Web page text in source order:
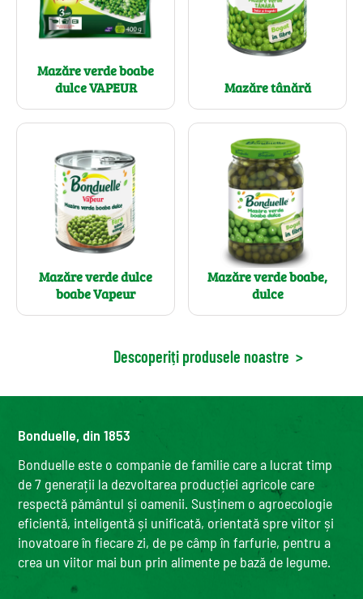
Mazăre verde boabe
dulce VAPEUR
Mazăre tânără
Mazăre verde dulce
boabe Vapeur
Mazăre verde boabe,
dulce
Descoperiți produsele noastre >
Bonduelle, din 1853
Bonduelle este o companie de familie care a lucrat timp
de 7 generații la dezvoltarea producției agricole care
respectă pământul și oamenii. Susținem o agroecologie
eficientă, inteligentă și unificată, orientată spre viitor și
inovatoare în fiecare zi, de pe câmp în farfurie, pentru a
crea un viitor mai bun prin alimente pe bază de legume.